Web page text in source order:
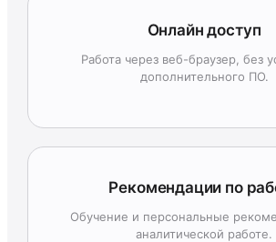
Онлайн доступ
Работа через веб-браузер, без
дополнительного ПО.
Рекомендации по
Обучение и персональные
аналитической работе.